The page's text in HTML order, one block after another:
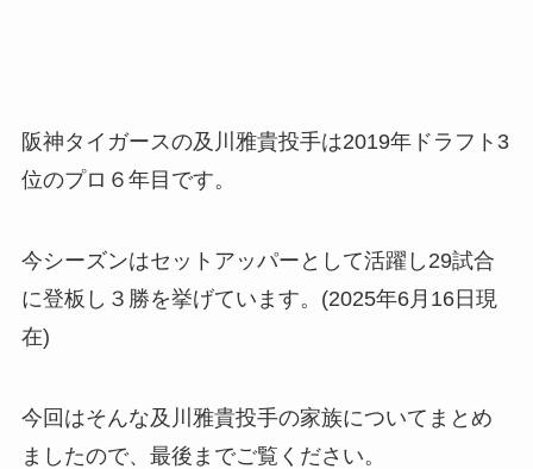
阪神タイガースの及川雅貴投手は2019年ドラフト3
位のプロ６年目です。
今シーズンはセットアッパーとして活躍し29試合
に登板し３勝を挙げています。(2025年6月16日現
在)
今回はそんな及川雅貴投手の家族についてまとめ
ましたので、最後までご覧ください。